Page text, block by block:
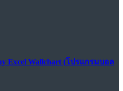
Excel Wallchart (โปรแกรมบอล